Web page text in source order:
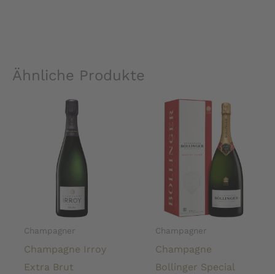
Ähnliche Produkte
Champagner
Champagne Irroy
Extra Brut
Champagner
Champagne
Bollinger Special